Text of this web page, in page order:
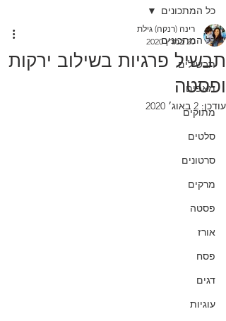
כל המתכונים
תבשילים
מאפים
מתוקים
סלטים
סרטונים
מרקים
פסטה
אורז
פסח
דגים
עוגיות
כל המתכונים
תבשיל פרגיות בשילוב ירקות
ופסטה
רינה (רנקה) גילת
20 במרץ 2020
עודכן: 2 באוג׳ 2020